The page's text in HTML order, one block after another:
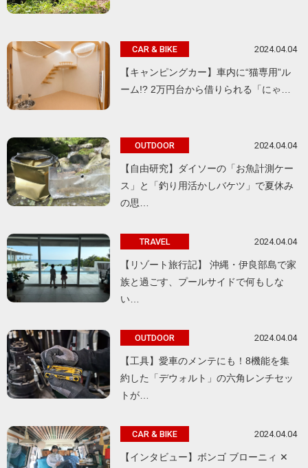
CAR & BIKE 2024.04.04
【キャンピングカー】車内に“猫専用”ル
ーム!? 2万円台から借りられる「にゃ…
OUTDOOR 2024.04.04
【自由研究】ダイソーの「お魚計測ケー
ス」と「釣り用活かしバケツ」で夏休み
の思…
TRAVEL 2024.04.04
【リゾート旅行記】 沖縄・伊良部島で家
族と過ごす、プールサイドで何もしな
い…
OUTDOOR 2024.04.04
【工具】愛車のメンテにも！8機能を集
約した「デウォルト」の六角レンチセッ
トが…
CAR & BIKE 2024.04.04
【インタビュー】ボンゴ ブローニィ ✕